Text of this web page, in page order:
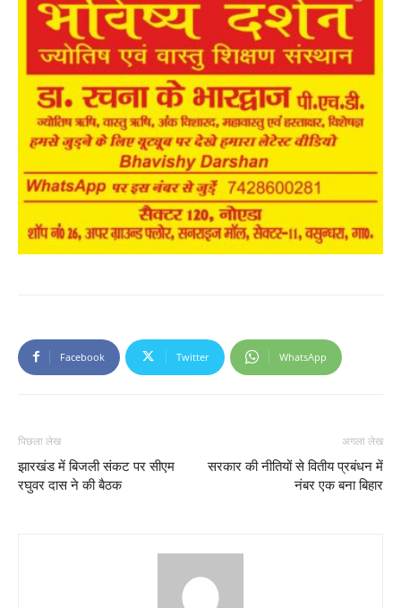
Facebook Twitter WhatsApp
पिछला लेख
झारखंड में बिजली संकट पर सीएम
रघुवर दास ने की बैठक
अगला लेख
सरकार की नीतियों से वितीय प्रबंधन में
नंबर एक बना बिहार